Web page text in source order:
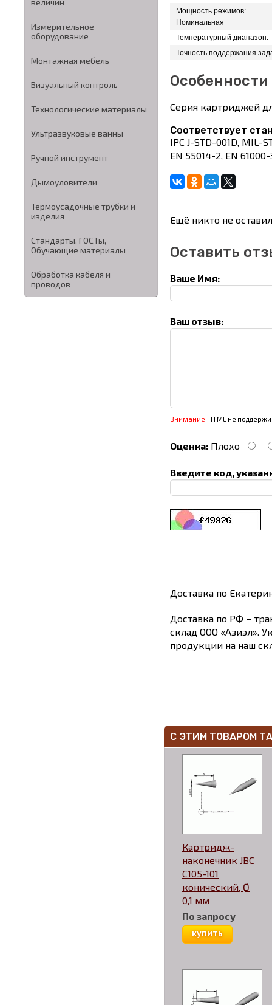
величин
Измерительное
оборудование
Монтажная мебель
Визуальный контроль
Технологические материалы
Ультразвуковые ванны
Ручной инструмент
Дымоуловители
Термоусадочные трубки и
изделия
Стандарты, ГОСТы,
Обучающие материалы
Обработка кабеля и
проводов
Мощность режимов:
Номинальная
Температурный диапазон:
Точность поддержания
Особенности
Серия картриджей
Соответствует
IPC J-STD-001D, MIL-
EN 55014-2, EN
Ещё никто не
Оставить
Ваше Имя:
Ваш отзыв:
Внимание: HTML не
Оценка: Плохо
Введите код,
Доставка по
Доставка по РФ –
склад ООО «Азиэл».
продукции на наш
С ЭТИМ ТОВАРОМ
Картридж-
наконечник JBC
C105-101
конический, Ø
0,1 мм
По запросу
купить